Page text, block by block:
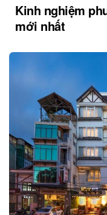
Kinh nghiệm
mới nhất